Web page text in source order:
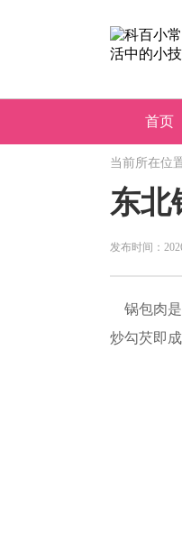
首页
当前所在位
东北
发布时间：
锅包肉是
炒勾芡即